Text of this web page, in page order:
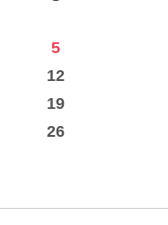
5
12
19
26